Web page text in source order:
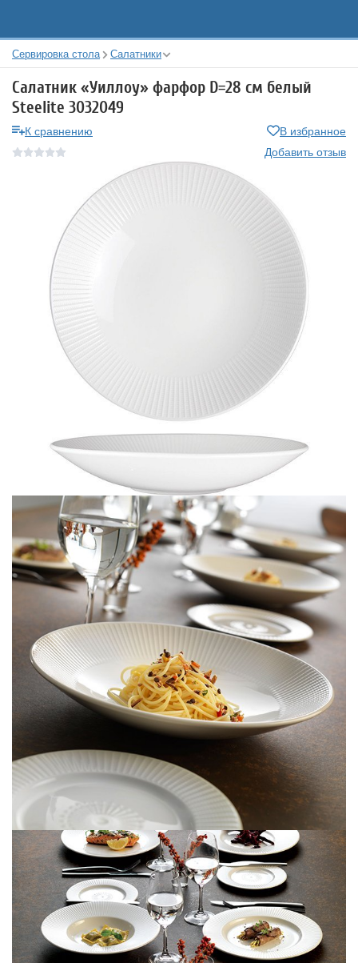
Сервировка стола Салатники
Салатник «Уиллоу» фарфор D=28 см белый
Steelite 3032049
К сравнению
В избранное
Добавить отзыв